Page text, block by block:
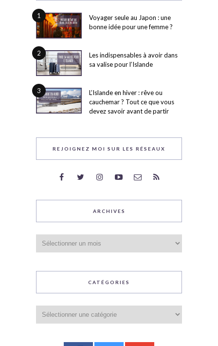
1
Voyager seule au Japon : une
bonne idée pour une femme ?
2
Les indispensables à avoir dans
sa valise pour l’Islande
3
L’Islande en hiver : rêve ou
cauchemar ? Tout ce que vous
devez savoir avant de partir
REJOIGNEZ MOI SUR LES RÉSEAUX
ARCHIVES
CATÉGORIES